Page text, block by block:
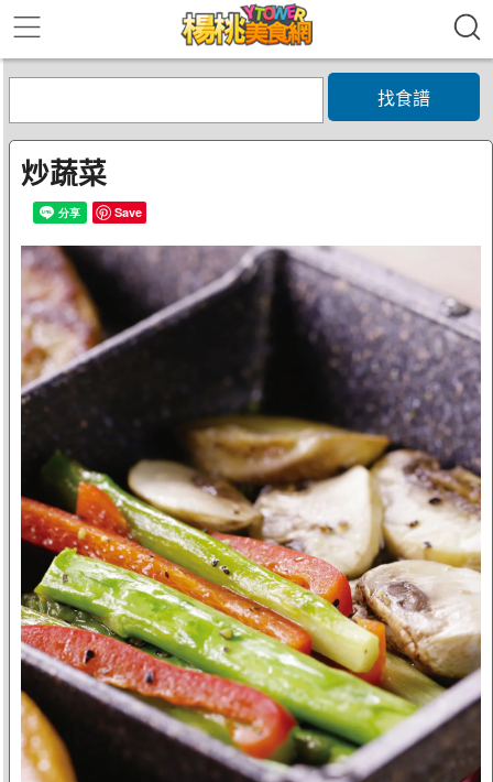
找食譜
炒蔬菜
Save